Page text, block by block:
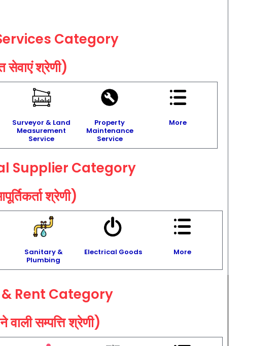
Category
सेवाएं श्रेणी)
Surveyor & Land
Measurement
Service
Property
Maintenance
Service
More
Supplier Category
श्रेणी)
Sanitary &
Plumbing
Electrical Goods More
Rent Category
सम्पत्ति श्रेणी)